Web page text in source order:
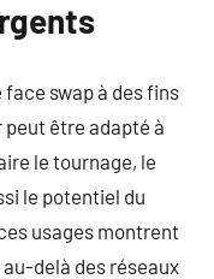
swap à des fins
peut être adapté à
le tournage, le
le potentiel du
usages montrent
delà des réseaux